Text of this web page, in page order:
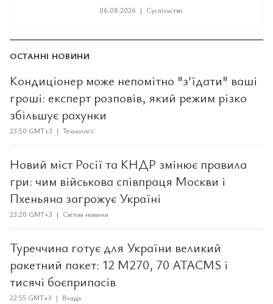
06.08.2026 | Суспільство
ОСТАННІ НОВИНИ
Кондиціонер може непомітно "з’їдати" ваші
гроші: експерт розповів, який режим різко
збільшує рахунки
23:50 GMT+3 | Технології
Новий міст Росії та КНДР змінює правила
гри: чим військова співпраця Москви і
Пхеньяна загрожує Україні
23:20 GMT+3 | Світові новини
Туреччина готує для України великий
ракетний пакет: 12 M270, 70 ATACMS і
тисячі боєприпасів
22:55 GMT+3 | Влада